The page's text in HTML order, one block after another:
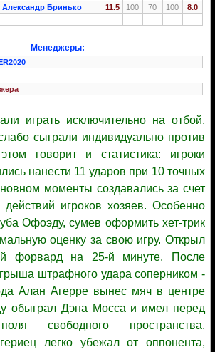
Александр Бринько 11.5 100 70 100 8.0
Менеджеры:
играть исключительно на отбой,
сыграли индивидуально против
говорит и статистика: игроки
нанести 11 ударов при 10 точных
моменты создавались за счет
действий игроков хозяев. Особенно
Офоэду, сумев оформить хет-трик
оценку за свою игру. Открыл
форвард на 25-й минуте. После
штрафного удара соперником -
Алан Агерре вынес мяч в центре
обыграл Дэна Мосса и имел перед
свободного пространства.
легко убежал от оппонента,